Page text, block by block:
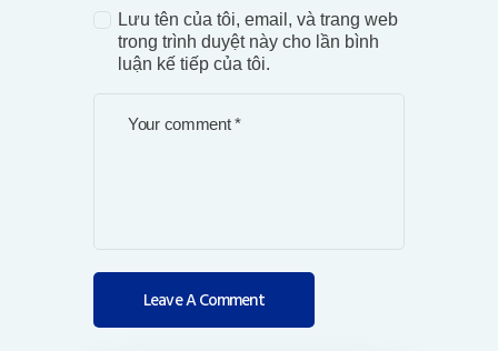
Lưu tên của tôi, email, và trang web
trong trình duyệt này cho lần bình
luận kế tiếp của tôi.